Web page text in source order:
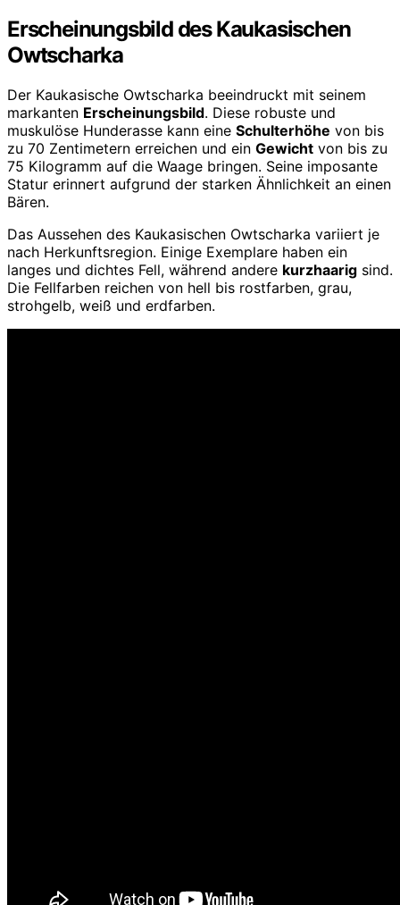
Erscheinungsbild des Kaukasischen
Owtscharka
Der Kaukasische Owtscharka beeindruckt mit seinem
markanten Erscheinungsbild. Diese robuste und
muskulöse Hunderasse kann eine Schulterhöhe von bis
zu 70 Zentimetern erreichen und ein Gewicht von bis zu
75 Kilogramm auf die Waage bringen. Seine imposante
Statur erinnert aufgrund der starken Ähnlichkeit an einen
Bären.
Das Aussehen des Kaukasischen Owtscharka variiert je
nach Herkunftsregion. Einige Exemplare haben ein
langes und dichtes Fell, während andere kurzhaarig sind.
Die Fellfarben reichen von hell bis rostfarben, grau,
strohgelb, weiß und erdfarben.